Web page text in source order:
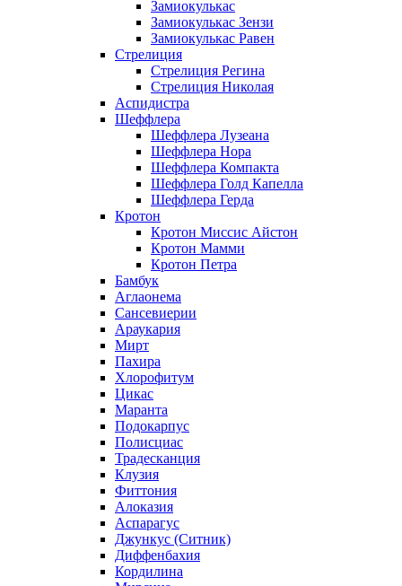
Замиокулькас
Замиокулькас Зензи
Замиокулькас Равен
Стрелиция
Стрелиция Регина
Стрелиция Николая
Аспидистра
Шеффлера
Шеффлера Лузеана
Шеффлера Нора
Шеффлера Компакта
Шеффлера Голд Капелла
Шеффлера Герда
Кротон
Кротон Миссис Айстон
Кротон Мамми
Кротон Петра
Бамбук
Аглаонема
Сансевиерии
Араукария
Мирт
Пахира
Хлорофитум
Цикас
Маранта
Подокарпус
Полисциас
Традесканция
Клузия
Фиттония
Алоказия
Аспарагус
Джункус (Ситник)
Диффенбахия
Кордилина